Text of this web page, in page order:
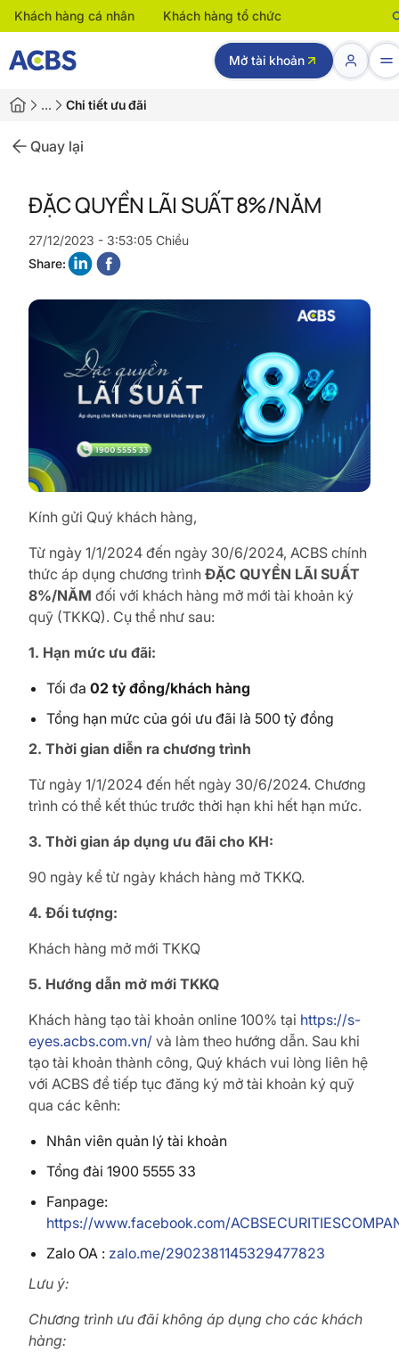
Khách hàng cá nhân Khách hàng tổ chức
Mở tài khoản
… Chi tiết ưu đãi
Quay lại
ĐẶC QUYỀN LÃI SUẤT 8%/NĂM
27/12/2023 - 3:53:05 Chiều
Share:
Kính gửi Quý khách hàng,
Từ ngày 1/1/2024 đến ngày 30/6/2024, ACBS chính
thức áp dụng chương trình ĐẶC QUYỀN LÃI SUẤT
8%/NĂM đối với khách hàng mở mới tài khoản ký
quỹ (TKKQ). Cụ thể như sau:
1. Hạn mức ưu đãi:
Tối đa 02 tỷ đồng/khách hàng
Tổng hạn mức của gói ưu đãi là 500 tỷ đồng
2. Thời gian diễn ra chương trình
Từ ngày 1/1/2024 đến hết ngày 30/6/2024. Chương
trình có thể kết thúc trước thời hạn khi hết hạn mức.
3. Thời gian áp dụng ưu đãi cho KH:
90 ngày kể từ ngày khách hàng mở TKKQ.
4. Đối tượng:
Khách hàng mở mới TKKQ
5. Hướng dẫn mở mới TKKQ
Khách hàng tạo tài khoản online 100% tại https://s-
eyes.acbs.com.vn/ và làm theo hướng dẫn. Sau khi
tạo tài khoản thành công, Quý khách vui lòng liên hệ
với ACBS để tiếp tục đăng ký mở tài khoản ký quỹ
qua các kênh:
Nhân viên quản lý tài khoản
Tổng đài 1900 5555 33
Fanpage:
https://www.facebook.com/
Zalo OA : zalo.me/2902381145329477823
Lưu ý:
Chương trình ưu đãi không áp dụng cho các khách
hàng: